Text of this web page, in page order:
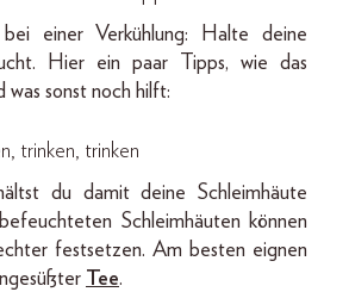
einer Verkühlung: Halte deine
Hier ein paar Tipps, wie das
was sonst noch hilft:
trinken, trinken
du damit deine Schleimhäute
Schleimhäuten können
festsetzen. Am besten eignen
Tee.